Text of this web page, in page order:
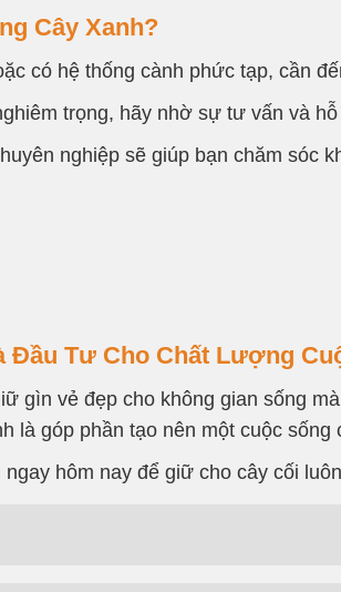
Cây Xanh?
có hệ thống cành phức tạp, cần
trọng, hãy nhờ sự tư vấn và
nghiệp sẽ giúp bạn chăm sóc
Đầu Tư Cho Chất Lượng
gìn vẻ đẹp cho không gian sống
là góp phần tạo nên một cuộc
hôm nay để giữ cho cây cối